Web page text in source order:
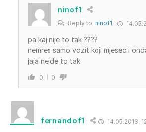
ninof1
Reply to ninof1
pa kaj nije to tak ????
nemres samo vozit koji mjesec i
jaja nejde to tak
0 0
fernandof1 14.05.2013.